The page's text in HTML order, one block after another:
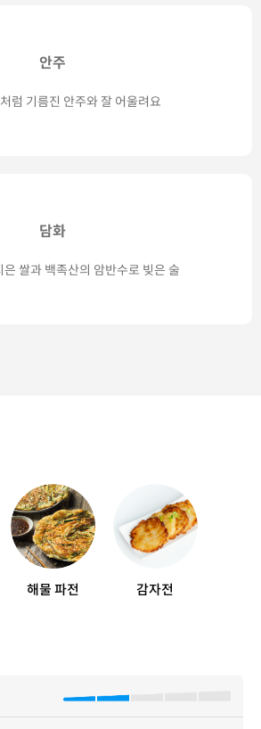
안주
럼 기름진 안주와 잘 어울려요
담화
은 쌀과 백족산의 암반수로 빚은 술
해물 파전 감자전